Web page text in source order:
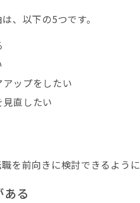
、以下の5つです。
ップをしたい
直したい
を前向きに検討できるように
る